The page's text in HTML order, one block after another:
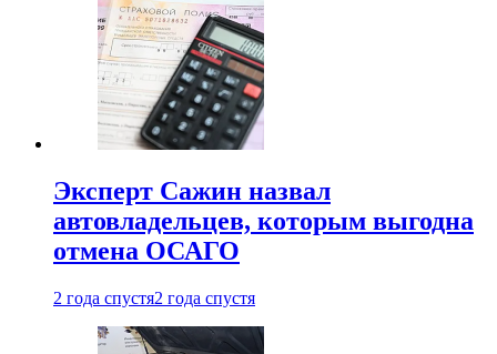
Эксперт Сажин назвал
автовладельцев, которым выгодна
отмена ОСАГО
2 года спустя2 года спустя